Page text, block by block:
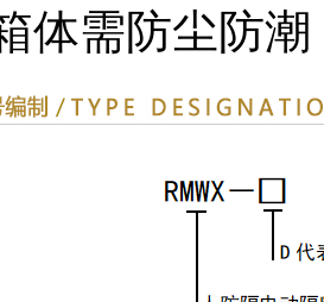
体需防尘防